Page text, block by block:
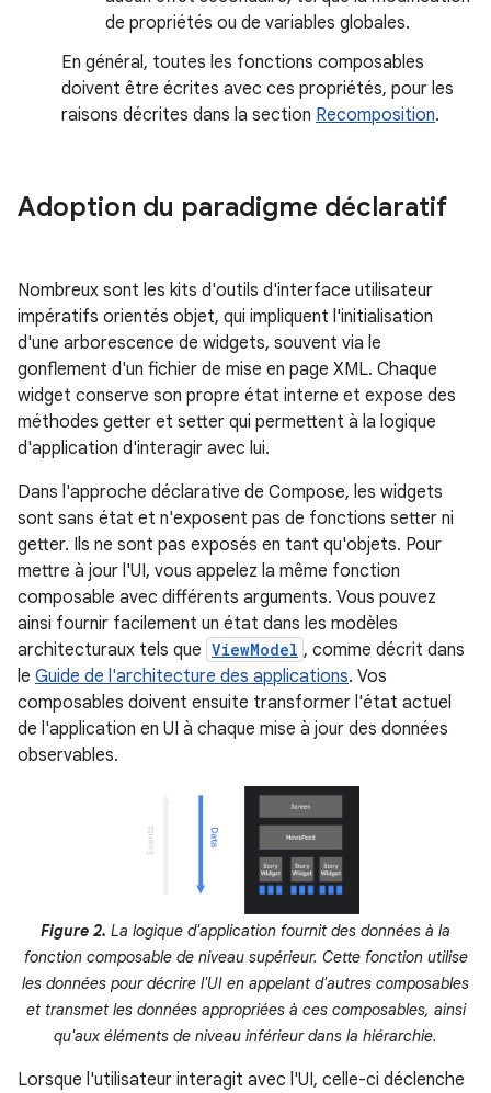
de propriétés ou de variables globales.
En général, toutes les fonctions composables
doivent être écrites avec ces propriétés, pour les
raisons décrites dans la section Recomposition.
Adoption du paradigme déclaratif
Nombreux sont les kits d'outils d'interface utilisateur
impératifs orientés objet, qui impliquent l'initialisation
d'une arborescence de widgets, souvent via le
gonflement d'un fichier de mise en page XML. Chaque
widget conserve son propre état interne et expose des
méthodes getter et setter qui permettent à la logique
d'application d'interagir avec lui.
Dans l'approche déclarative de Compose, les widgets
sont sans état et n'exposent pas de fonctions setter ni
getter. Ils ne sont pas exposés en tant qu'objets. Pour
mettre à jour l'UI, vous appelez la même fonction
composable avec différents arguments. Vous pouvez
ainsi fournir facilement un état dans les modèles
architecturaux tels que ViewModel , comme décrit dans
le Guide de l'architecture des applications. Vos
composables doivent ensuite transformer l'état actuel
de l'application en UI à chaque mise à jour des données
observables.
Figure 2. La logique d'application fournit des données à la
fonction composable de niveau supérieur. Cette fonction utilise
les données pour décrire l'UI en appelant d'autres composables
et transmet les données appropriées à ces composables, ainsi
qu'aux éléments de niveau inférieur dans la hiérarchie.
Lorsque l'utilisateur interagit avec l'UI, celle-ci déclenche